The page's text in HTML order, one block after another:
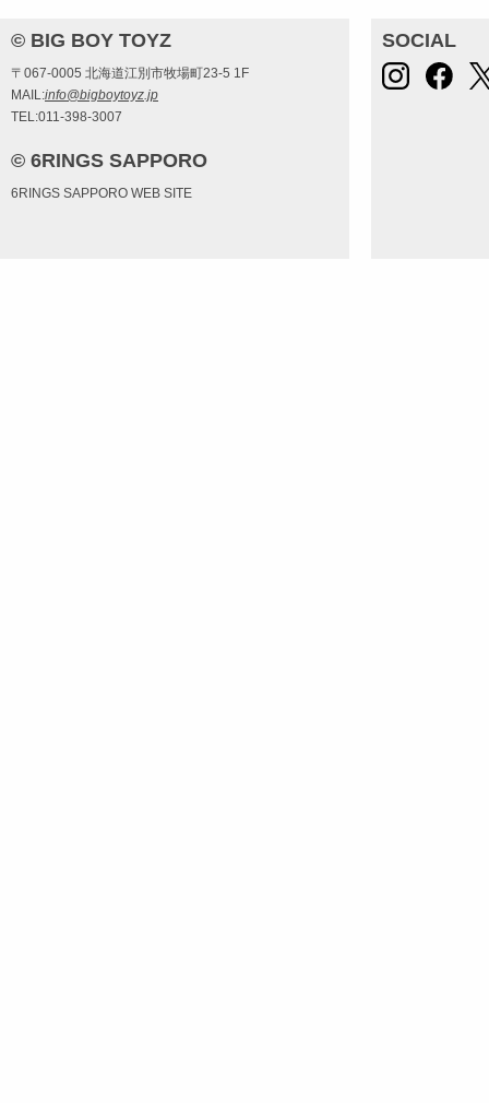
© BIG BOY TOYZ
〒067-0005 北海道江別市牧場町23-5 1F
MAIL:info@bigboytoyz.jp
TEL:011-398-3007
© 6RINGS SAPPORO
6RINGS SAPPORO WEB SITE
SOCIAL